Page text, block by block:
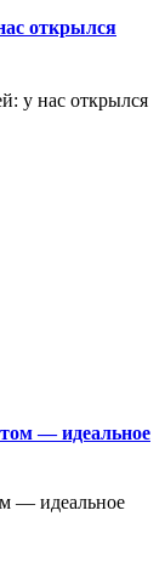
открылся
у нас открылся
— идеальное
— идеальное